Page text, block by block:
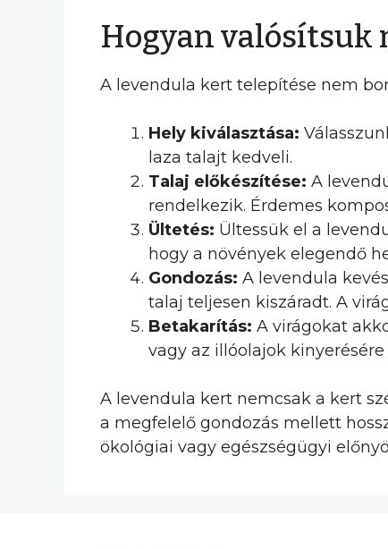
Hogyan valósítsuk
A levendula kert telepítése nem
Hely kiválasztása:
laza talajt kedveli.
Talaj előkészítése: A
rendelkezik. Érdemes
Ültetés: Ültessük el a
hogy a növények elegendő
Gondozás: A levendula
talaj teljesen kiszáradt. A
Betakarítás: A virágokat
vagy az illóolajok
A levendula kert nemcsak a kert
a megfelelő gondozás mellett
ökológiai vagy egészségügyi